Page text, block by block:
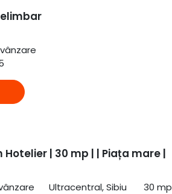
| 30 mp | | Piața mare |
Ultracentral, Sibiu 30 mp